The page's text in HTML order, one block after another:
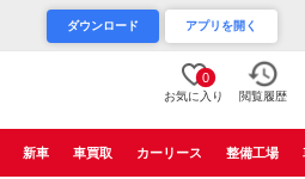
ダウンロード アプリを開く
0
お気に入り 閲覧履歴
新車 車買取 カーリース 整備工場